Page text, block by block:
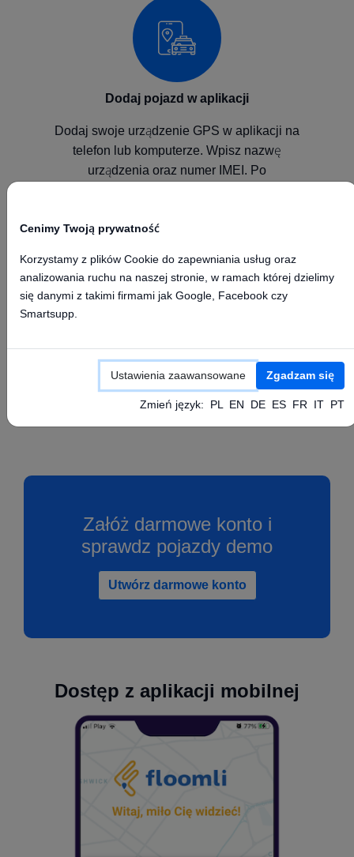
Dodaj pojazd w aplikacji
Dodaj swoje urządzenie GPS w aplikacji na
telefon lub komputerze. Wpisz nazwę
urządzenia oraz numer IMEI. Po
Skonfiguruj swoje urządzenie GPS zgodnie z
instrukcją producenta ustawiając powyższe
wartości APN, Serwer oraz Port.
Załóż darmowe konto i
sprawdz pojazdy demo
Utwórz darmowe konto
Dostęp z aplikacji mobilnej
Cenimy Twoją prywatność
Korzystamy z plików Cookie do zapewniania usług oraz
analizowania ruchu na naszej stronie, w ramach której dzielimy
się danymi z takimi firmami jak Google, Facebook czy
Smartsupp.
Ustawienia zaawansowane Zgadzam się
Zmień język: PL EN DE ES FR IT PT